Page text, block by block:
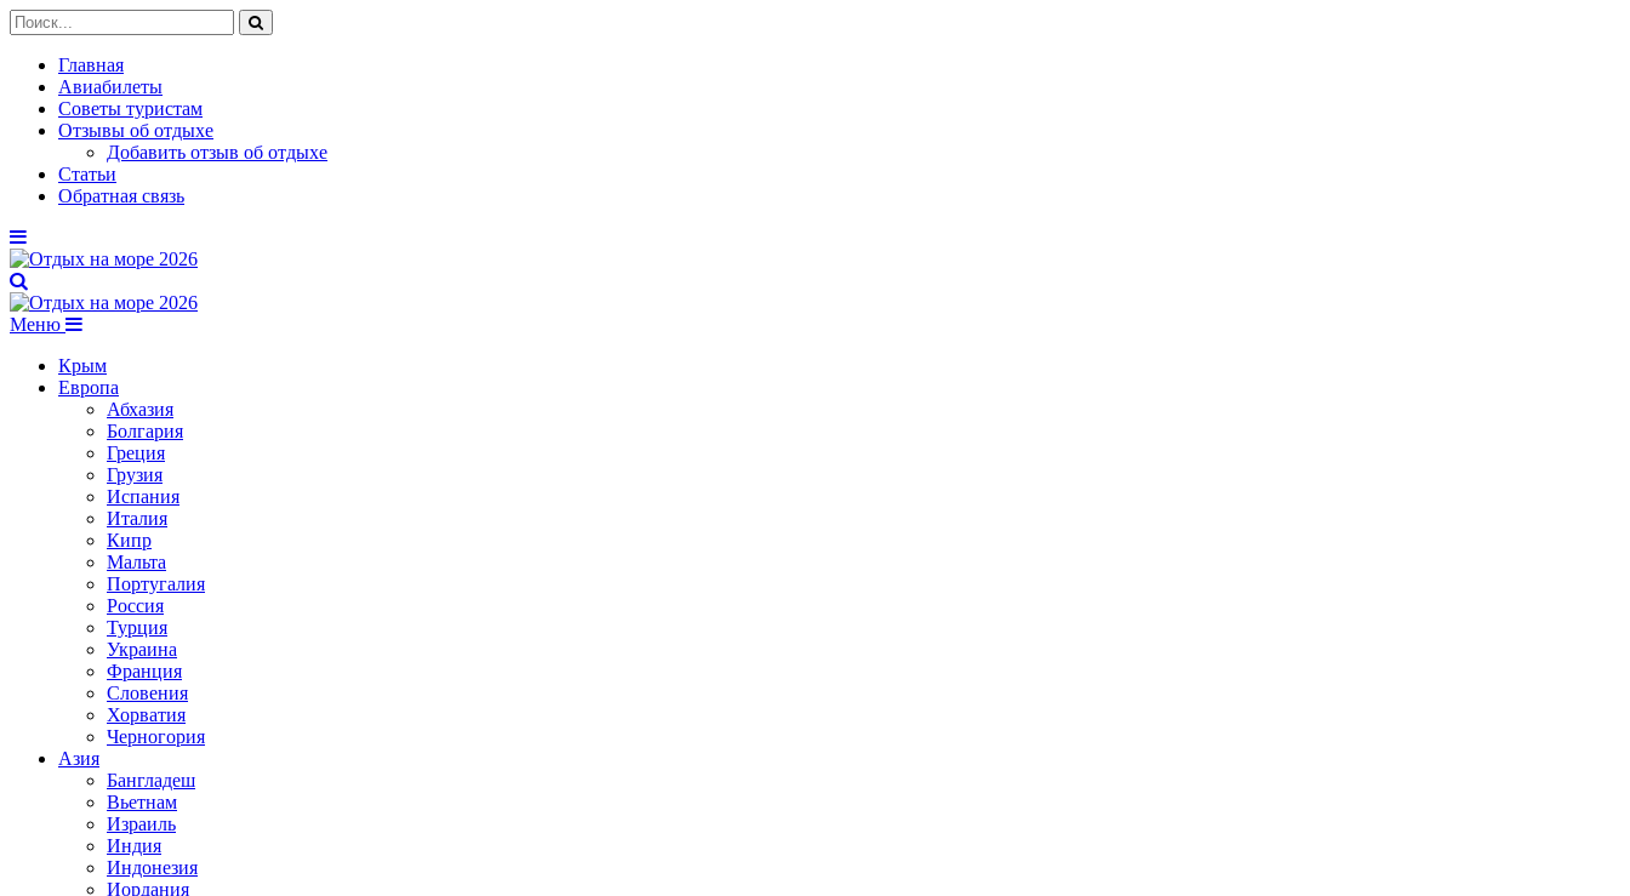
Главная
Авиабилеты
Советы туристам
Отзывы об отдыхе
Добавить отзыв об отдыхе
Статьи
Обратная связь
Меню
Крым
Европа
Абхазия
Болгария
Греция
Грузия
Испания
Италия
Кипр
Мальта
Португалия
Россия
Турция
Украина
Франция
Словения
Хорватия
Черногория
Азия
Бангладеш
Вьетнам
Израиль
Индия
Индонезия
Иордания